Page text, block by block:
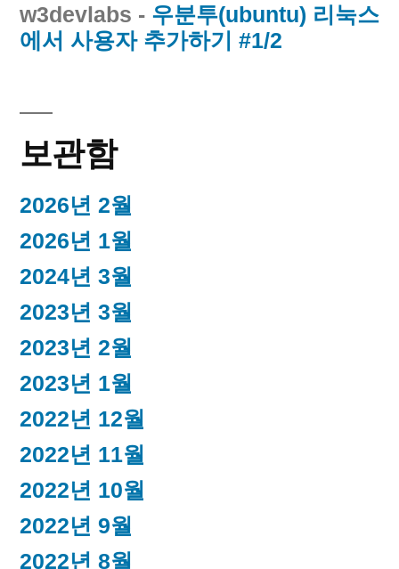
w3devlabs - 우분투(ubuntu) 리눅스
에서 사용자 추가하기 #1/2
보관함
2026년 2월
2026년 1월
2024년 3월
2023년 3월
2023년 2월
2023년 1월
2022년 12월
2022년 11월
2022년 10월
2022년 9월
2022년 8월